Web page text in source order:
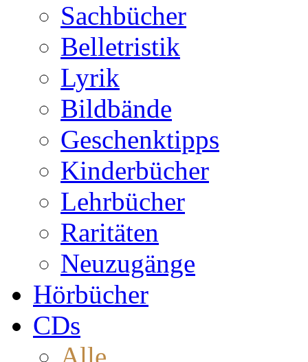
Sachbücher
Belletristik
Lyrik
Bildbände
Geschenktipps
Kinderbücher
Lehrbücher
Raritäten
Neuzugänge
Hörbücher
CDs